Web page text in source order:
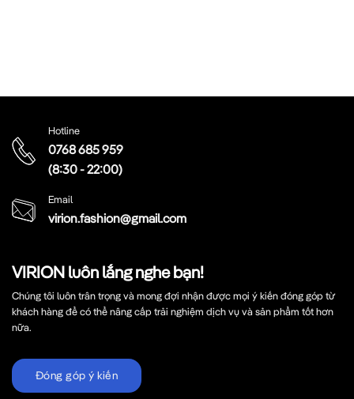
VIRION luôn lắng nghe bạn!
Chúng tôi luôn trân trọng và mong đợi nhận được mọi ý kiến đóng góp từ
khách hàng để có thể nâng cấp trải nghiệm dịch vụ và sản phẩm tốt hơn
nữa.
Đóng góp ý kiến
Hotline
0768 685 959
(8:30 - 22:00)
Email
virion.fashion@gmail.com